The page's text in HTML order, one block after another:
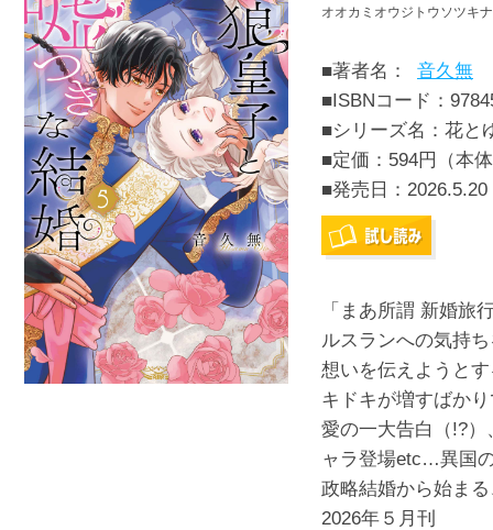
オオカミオウジトウソツキ
■著者名：
音久無
■ISBNコード：
■シリーズ名：花と
■定価：594円（本
■発売日： 2026.5.20
「まあ所謂 新婚旅
ルスランへの気持
想いを伝えようと
キドキが増すばか
愛の一大告白（!?
ャラ登場etc…異国
政略結婚から始ま
2026年５月刊